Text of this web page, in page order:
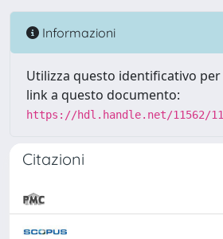
Informazioni
Utilizza questo identificativo
link a questo documento:
https://hdl.handle.net/11562/
Citazioni